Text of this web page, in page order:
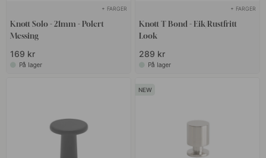
+ FARGER
Knott Solo - 21mm - Polert
Messing
169 kr
På lager
+ FARGER
Knott T Bond - Eik/Rustfritt
Look
289 kr
På lager